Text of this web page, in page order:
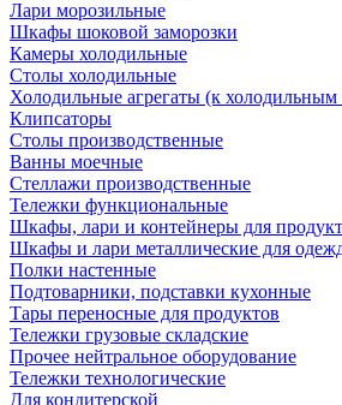
Лари морозильные
Шкафы шоковой заморозки
Камеры холодильные
Столы холодильные
Холодильные агрегаты (к холодильным
Клипсаторы
Столы производственные
Ванны моечные
Стеллажи производственные
Тележки функциональные
Шкафы, лари и контейнеры для
Шкафы и лари металлические для
Полки настенные
Подтоварники, подставки кухонные
Тары переносные для продуктов
Тележки грузовые складские
Прочее нейтральное оборудование
Тележки технологические
Для кондитерской